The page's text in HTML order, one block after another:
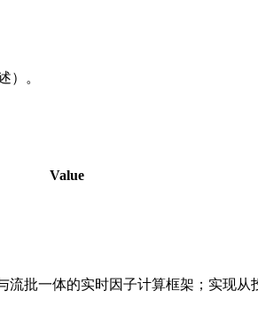
）。
Value
批一体的实时因子计算框架；实现从